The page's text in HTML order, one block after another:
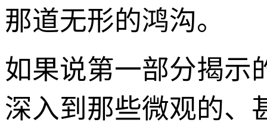
那道无形的鸿沟。
如果说第一部分揭示
深入到那些微观的、